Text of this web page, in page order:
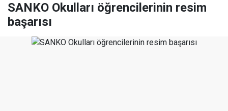
SANKO Okulları öğrencilerinin resim
başarısı